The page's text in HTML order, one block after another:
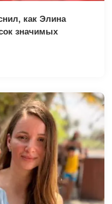
как Элина
значимых